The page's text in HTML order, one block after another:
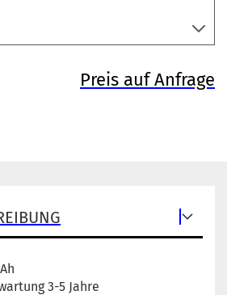
Preis auf Anfrage
3-5 Jahre